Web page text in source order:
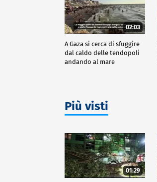
02:03
A Gaza si cerca di sfuggire
dal caldo delle tendopoli
andando al mare
Più visti
01:29